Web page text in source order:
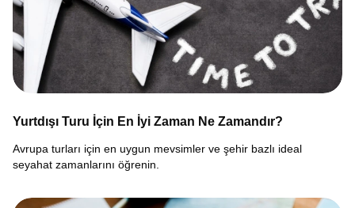
Yurtdışı Turu İçin En İyi Zaman Ne Zamandır?
Avrupa turları için en uygun mevsimler ve şehir bazlı ideal
seyahat zamanlarını öğrenin.